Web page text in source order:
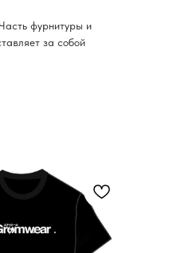
фурнитуры и
за собой